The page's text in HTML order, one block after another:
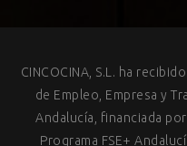
CINCOCINA, S.L. ha
de Empleo, Empresa y
Andalucía, financiada
Programa FSE+